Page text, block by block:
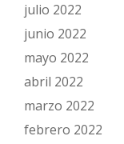
julio 2022
junio 2022
mayo 2022
abril 2022
marzo 2022
febrero 2022